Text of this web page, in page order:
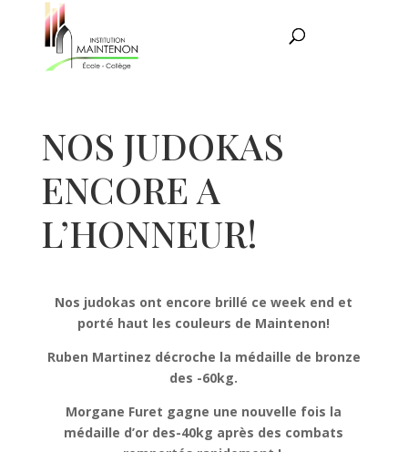
NOS JUDOKAS
ENCORE A
L’HONNEUR!
Nos judokas ont encore brillé ce week end et
porté haut les couleurs de Maintenon!
Ruben Martinez décroche la médaille de bronze
des -60kg.
Morgane Furet gagne une nouvelle fois la
médaille d’or des-40kg après des combats